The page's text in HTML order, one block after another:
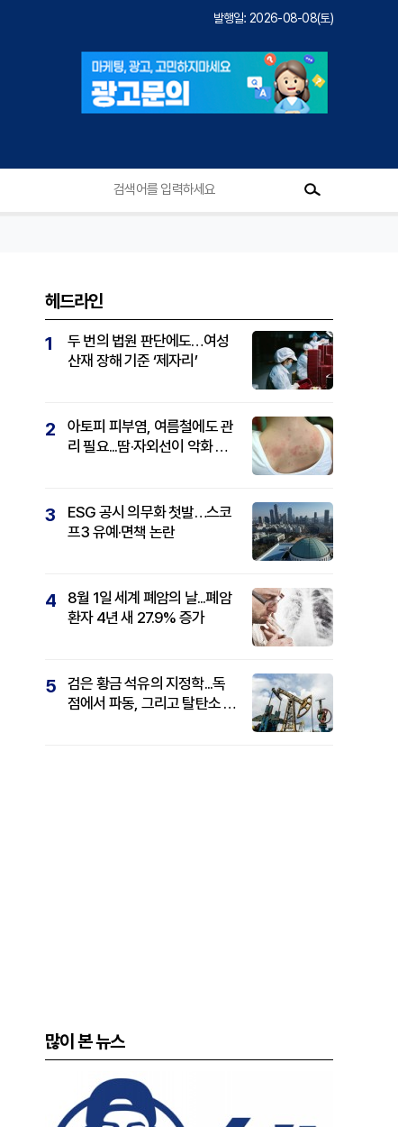
발행일: 2026-08-08(토)
헤드라인
1
두 번의 법원 판단에도…여성
산재 장해 기준 ‘제자리’
2
아토피 피부염, 여름철에도 관
리 필요...땀·자외선이 악화 요
3
ESG 공시 의무화 첫발…스코
프3 유예·면책 논란
4
8월 1일 세계 폐암의 날...폐암
환자 4년 새 27.9% 증가
5
검은 황금 석유의 지정학...독
점에서 파동, 그리고 탈탄소 패
많이 본 뉴스